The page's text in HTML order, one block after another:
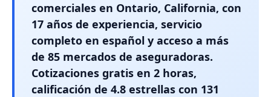
comerciales en Ontario, California, con
17 años de experiencia, servicio
completo en español y acceso a más
de 85 mercados de aseguradoras.
Cotizaciones gratis en 2 horas,
calificación de 4.8 estrellas con 131